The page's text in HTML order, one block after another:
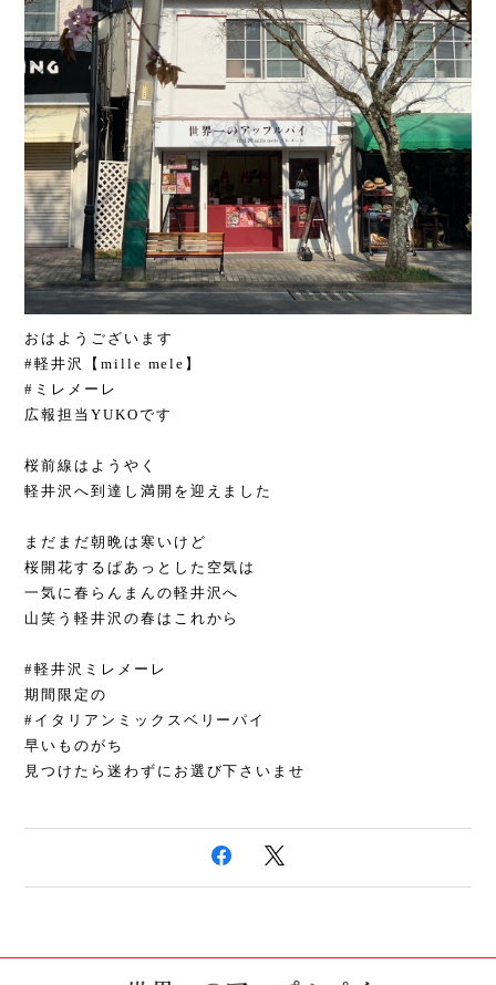
おはようございます
#軽井沢【mille mele】
#ミレメーレ
広報担当YUKOです
桜前線はようやく
軽井沢へ到達し満開を迎えました
まだまだ朝晩は寒いけど
桜開花するぱあっとした空気は
一気に春らんまんの軽井沢へ
山笑う軽井沢の春はこれから
#軽井沢ミレメーレ
期間限定の
#イタリアンミックスベリーパイ
早いものがち
見つけたら迷わずにお選び下さいませ